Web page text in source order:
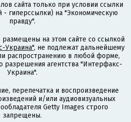
сайта только при условии ссылки
- гиперссылки) на "Экономическую
правду".
на этом сайте со ссылкой
Украина", не подлежат дальнейшему
распространению в любой форме,
разрешения агентства "Интерфакс-
Украина".
перепечатка и воспроизведение
и/или аудиовизуальных
Getty Images строго
запрещены.